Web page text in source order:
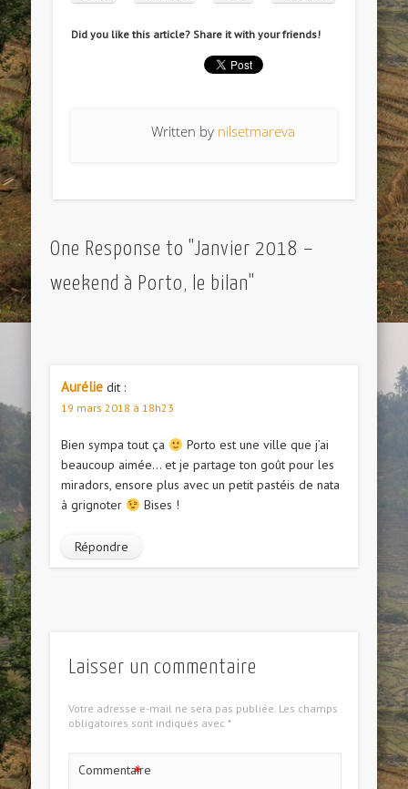
Did you like this article? Share it with your friends!
Written by nilsetmareva
One Response to "Janvier 2018 –
weekend à Porto, le bilan"
Aurélie dit :
19 mars 2018 à 18h23
Bien sympa tout ça
Porto est une ville que j’ai
beaucoup aimée… et je partage ton goût pour les
miradors, ensore plus avec un petit pastéis de nata
à grignoter
Bises !
Répondre
Laisser un commentaire
Votre adresse e-mail ne sera pas publiée. Les champs
obligatoires sont indiqués avec *
Commentaire
*